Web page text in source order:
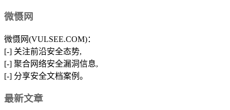
微慑网
微慑网(VULSEE.COM)：
[-] 关注前沿安全态势,
[-] 聚合网络安全漏洞信息,
[-] 分享安全文档案例。
最新文章